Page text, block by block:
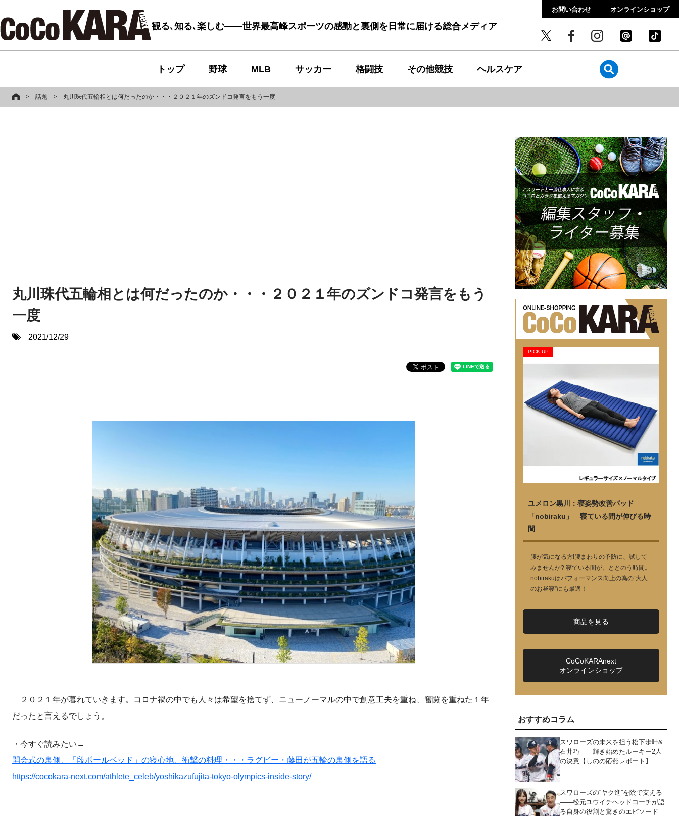
観る､知る､楽しむ――世界最高峰スポーツの感動と裏側を日常に届ける総合メディア
お問い合わせ オンラインショップ
トップ 野球 MLB サッカー 格闘技 その他競技 ヘルスケア
> 話題 > 丸川珠代五輪相とは何だったのか・・・２０２１年のズンドコ発言をもう一度
丸川珠代五輪相とは何だったのか・・・２０２１年のズンドコ発言をもう
一度
2021/12/29
２０２１年が暮れていきます。コロナ禍の中でも人々は希望を捨てず、ニューノーマルの中で創意工夫を重ね、奮闘を重ねた１年
だったと言えるでしょう。
・今すぐ読みたい→
開会式の裏側、「段ボールベッド」の寝心地、衝撃の料理・・・ラグビー・藤田が五輪の裏側を語る
https://cocokara-next.com/athlete_celeb/yoshikazufujita-tokyo-olympics-inside-story/
PICK UP
ユメロン黒川：寝姿勢改善パッド
「nobiraku」 寝ている間が伸びる時
間
腰が気になる方!腰まわりの予防に、試して
みませんか? 寝ている間が、ととのう時間。
nobirakuはパフォーマンス向上の為の“大人
のお昼寝”にも最適！
商品を見る
CoCoKARAnext
オンラインショップ
おすすめコラム
スワローズの未来を担う松下歩叶&
石井巧――輝き始めたルーキー2人
の決意【しのの応燕レポート】
スワローズの“ヤク進”を陰で支える
――松元ユウイチヘッドコーチが語
る自身の役割と驚きのエピソード